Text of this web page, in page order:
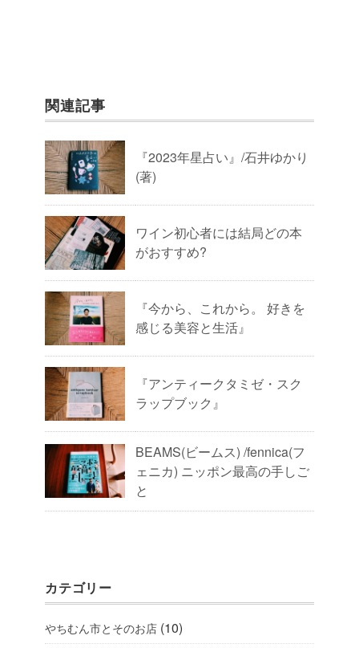
関連記事
『2023年星占い』/石井ゆかり
(著)
ワイン初心者には結局どの本
がおすすめ?
『今から、これから。 好きを
感じる美容と生活』
『アンティークタミゼ・スク
ラップブック』
BEAMS(ビームス) /fennica(フ
ェニカ) ニッポン最高の手しご
と
カテゴリー
やちむん市とそのお店 (10)